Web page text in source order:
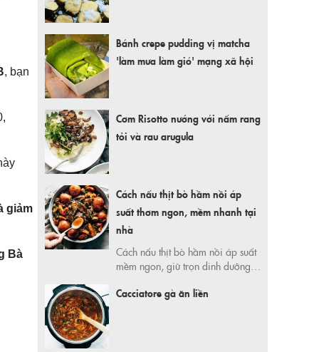
, bạn
giảm
Bà
Bánh crepe pudding vị matcha
'làm mưa làm gió' mạng xã hội
Cơm Risotto nướng với nấm rang
tỏi và rau arugula
Cách nấu thịt bò hầm nồi áp
suất thơm ngon, mềm nhanh tại
nhà
Cách nấu thịt bò hầm nồi áp suất
mềm ngon, giữ trọn dinh dưỡng.
bí quyết đơn giản từ Mr Hưng tại
Cacciatore gà ăn liền